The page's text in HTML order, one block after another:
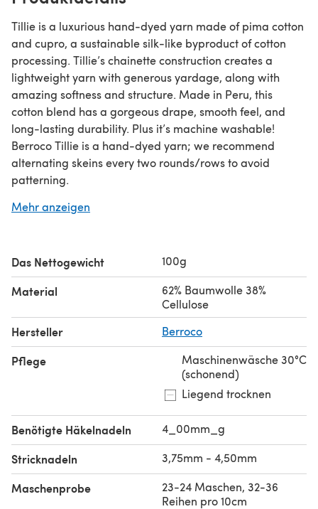
Tillie is a luxurious hand-dyed yarn made of pima cotton
and cupro, a sustainable silk-like byproduct of cotton
processing. Tillie’s chainette construction creates a
lightweight yarn with generous yardage, along with
amazing softness and structure. Made in Peru, this
cotton blend has a gorgeous drape, smooth feel, and
long-lasting durability. Plus it’s machine washable!
Berroco Tillie is a hand-dyed yarn; we recommend
alternating skeins every two rounds/rows to avoid
patterning.
Mehr anzeigen
Das Nettogewicht 100g
Material
62% Baumwolle 38%
Cellulose
Hersteller Berroco
Pflege
Maschinenwäsche 30°C
(schonend)
Liegend trocknen
Benötigte Häkelnadeln 4_00mm_g
Stricknadeln 3,75mm - 4,50mm
Maschenprobe
23-24 Maschen, 32-36
Reihen pro 10cm